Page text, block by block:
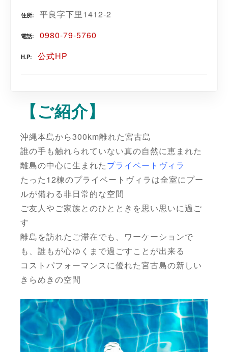
住所 平良字下里1412-2
電話 0980-79-5760
H.P 公式HP
【ご紹介】
沖縄本島から300km離れた宮古島
誰の手も触れられていない真の自然に恵まれた
離島の中心に生まれたプライベートヴィラ
たった12棟のプライベートヴィラは全室にプー
ルが備わる非日常的な空間
ご友人やご家族とのひとときを思い思いに過ご
す
離島を訪れたご滞在でも、ワーケーションで
も、誰もが心ゆくまで過ごすことが出来る
コストパフォーマンスに優れた宮古島の新しい
きらめきの空間